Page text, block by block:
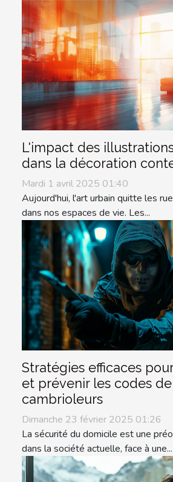
L'impact des
dans la décoration
Mardi 1 avril 2025 01:40
Aujourd'hui, l'art urbain quitte les
dans nos espaces de vie. Les...
Stratégies efficaces
et prévenir les codes de
cambrioleurs
Dimanche 23 février 2025 01:26
La sécurité du domicile est une
dans la société actuelle, face à une...